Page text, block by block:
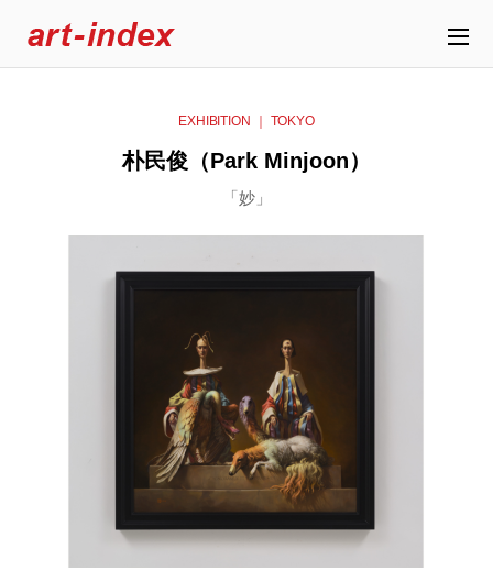
EXHIBITION ｜ TOKYO
朴民俊（Park Minjoon）
「妙」